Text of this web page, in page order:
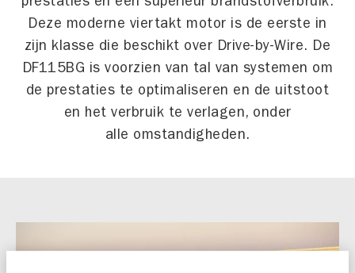
Deze moderne viertakt motor is de eerste in
zijn klasse die beschikt over Drive-by-Wire. De
DF115BG is voorzien van tal van systemen om
de prestaties te optimaliseren en de uitstoot
en het verbruik te verlagen, onder
alle omstandigheden.